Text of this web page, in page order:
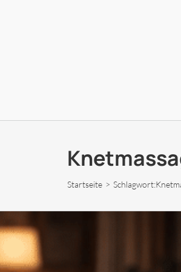
Startseite Schlagwort: